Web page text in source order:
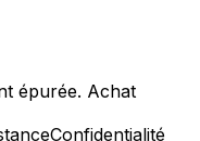
épurée. Achat
Confidentialité